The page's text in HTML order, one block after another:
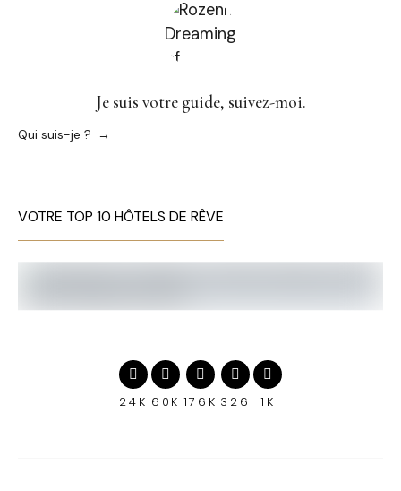
Je suis votre guide, suivez-moi.
Qui suis-je ?
VOTRE TOP 10 HÔTELS DE RÊVE
24K 60K 176K 326 1K